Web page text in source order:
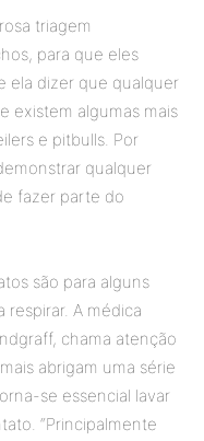
triagem
para que eles
ela dizer que qualquer
existem algumas mais
e pitbulls. Por
qualquer
fazer parte do
são para alguns
A médica
chama atenção
abrigam uma série
se essencial lavar
“Principalmente